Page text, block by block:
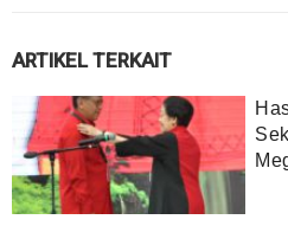
ARTIKEL TERKAIT